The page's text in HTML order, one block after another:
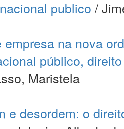
publico /
empresa na nova
público,
Maristela
e desordem: o